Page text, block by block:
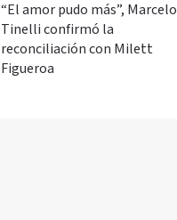
“El amor pudo más”, Marcelo
Tinelli confirmó la
reconciliación con Milett
Figueroa